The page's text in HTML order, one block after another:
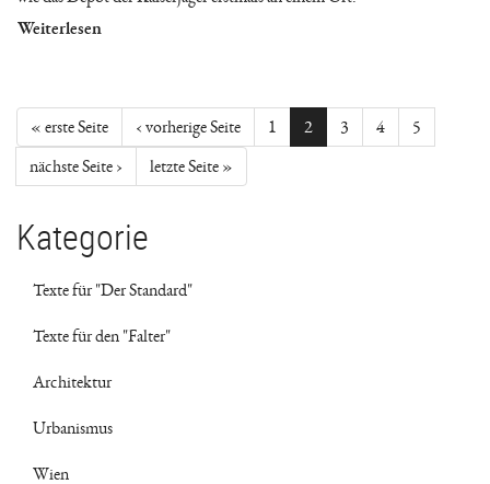
Weiterlesen
« erste Seite ‹ vorherige Seite 1 2 3 4 5
nächste Seite › letzte Seite »
Kategorie
Texte für "Der Standard"
Texte für den "Falter"
Architektur
Urbanismus
Wien